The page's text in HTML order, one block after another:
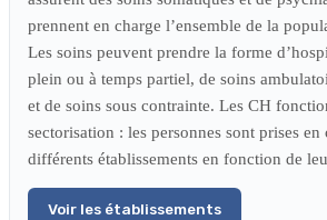
prennent en charge l’ensemble de la
Les soins peuvent prendre la forme
plein ou à temps partiel, de soins
et de soins sous contrainte. Les CH
sectorisation : les personnes sont prises en
différents établissements en fonction de
Voir les établissements